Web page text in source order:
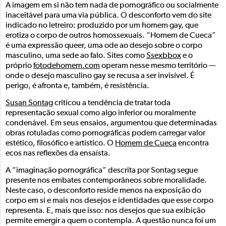
A imagem em si não tem nada de pornográfico ou socialmente
inaceitável para uma via pública. O desconforto vem do site
indicado no letreiro: produzido por um homem gay, que
erotiza o corpo de outros homossexuais. “Homem de Cueca”
é uma expressão queer, uma ode ao desejo sobre o corpo
masculino, uma sede ao falo. Sites comoSsexbboxe o
própriofotodehomem.com operam nesse mesmo território —
onde o desejo masculino gay se recusa a ser invisível. É
perigo, é afronta e, também, é resistência.
Susan Sontagcriticou a tendência de tratar toda
representação sexual como algo inferior ou moralmente
condenável. Em seus ensaios, argumentou que determinadas
obras rotuladas como pornográficas podem carregar valor
estético, filosófico e artístico. O Homem de Cueca encontra
ecos nas reflexões da ensaísta.
A “imaginação pornográfica” descrita por Sontag segue
presente nos embates contemporâneos sobre moralidade.
Neste caso, o desconforto reside menos na exposição do
corpo em si e mais nos desejos e identidades que esse corpo
representa. E, mais que isso: nos desejos que sua exibição
permite emergir a quem o contempla. A questão nunca foi um